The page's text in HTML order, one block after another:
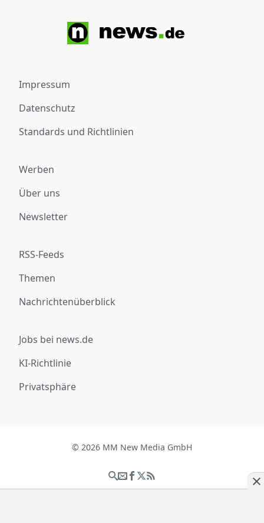
Impressum
Datenschutz
Standards und Richtlinien
Werben
Über uns
Newsletter
RSS-Feeds
Themen
Nachrichtenüberblick
Jobs bei news.de
KI-Richtlinie
Privatsphäre
© 2026 MM New Media GmbH